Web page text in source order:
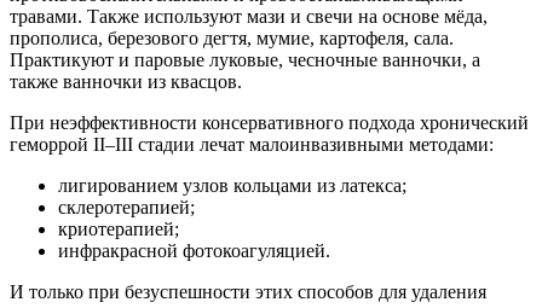
травами. Также используют мази и свечи на основе мёда,
прополиса, березового дегтя, мумие, картофеля, сала.
Практикуют и паровые луковые, чесночные ванночки, а
также ванночки из квасцов.
При неэффективности консервативного подхода хронический
геморрой II–III стадии лечат малоинвазивными методами:
лигированием узлов кольцами из латекса;
склеротерапией;
криотерапией;
инфракрасной фотокоагуляцией.
И только при безуспешности этих способов для удаления